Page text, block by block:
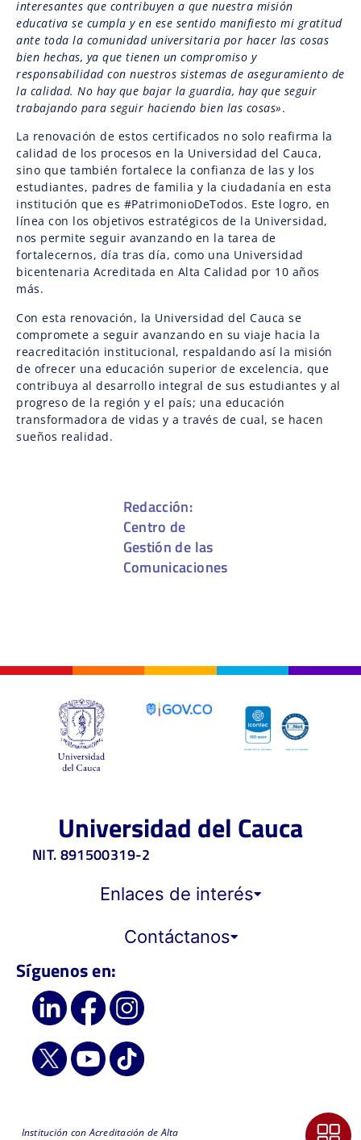
interesantes que contribuyen a que nuestra misión
educativa se cumpla y en ese sentido manifiesto mi gratitud
ante toda la comunidad universitaria por hacer las cosas
bien hechas, ya que tienen un compromiso y
responsabilidad con nuestros sistemas de aseguramiento de
la calidad. No hay que bajar la guardia, hay que seguir
trabajando para seguir haciendo bien las cosas».
La renovación de estos certificados no solo reafirma la
calidad de los procesos en la Universidad del Cauca,
sino que también fortalece la confianza de las y los
estudiantes, padres de familia y la ciudadanía en esta
institución que es #PatrimonioDeTodos. Este logro, en
línea con los objetivos estratégicos de la Universidad,
nos permite seguir avanzando en la tarea de
fortalecernos, día tras día, como una Universidad
bicentenaria Acreditada en Alta Calidad por 10 años
más.
Con esta renovación, la Universidad del Cauca se
compromete a seguir avanzando en su viaje hacia la
reacreditación institucional, respaldando así la misión
de ofrecer una educación superior de excelencia, que
contribuya al desarrollo integral de sus estudiantes y al
progreso de la región y el país; una educación
transformadora de vidas y a través de cual, se hacen
sueños realidad.
Redacción:
Centro de
Gestión de las
Comunicaciones
Universidad del Cauca
NIT. 891500319-2
Enlaces de interés
Contáctanos
Síguenos en:
Institución con Acreditación de Alta